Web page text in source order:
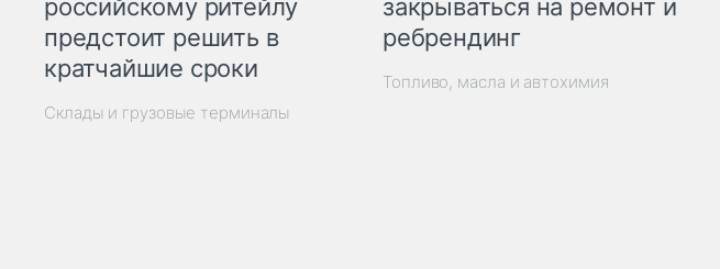
российскому ритейлу
предстоит решить в
кратчайшие сроки
Склады и грузовые терминалы
закрываться на ремонт и
ребрендинг
Топливо, масла и автохимия